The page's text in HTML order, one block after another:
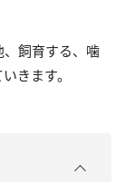
飼育する、噛
きます。